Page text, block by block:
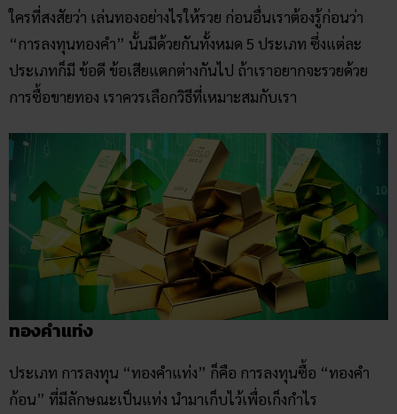
ใครที่สงสัยว่า เล่นทองอย่างไรให้รวย ก่อนอื่นเราต้องรู้ก่อนว่า
“การลงทุนทองคำ” นั้นมีด้วยกันทั้งหมด 5 ประเภท ซึ่งแต่ละ
ประเภทก็มี ข้อดี ข้อเสียแตกต่างกันไป ถ้าเราอยากจะรวยด้วย
การซื้อขายทอง เราควรเลือกวิธีที่เหมาะสมกับเรา
ทองคำแท่ง
ประเภท การลงทุน “ทองคำแท่ง” ก็คือ การลงทุนซื้อ “ทองคำ
ก้อน” ที่มีลักษณะเป็นแท่ง นำมาเก็บไว้เพื่อเก็งกำไร